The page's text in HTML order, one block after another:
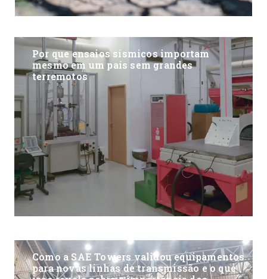
Por que ensaios sísmicos importam
mesmo em um país sem grandes
terremotos
Como a SAE Towers validou equipamentos
para novas linhas de transmissão e o que